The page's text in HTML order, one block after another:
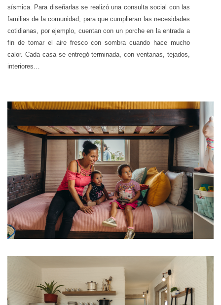
sísmica. Para diseñarlas se realizó una consulta social con las
familias de la comunidad, para que cumplieran las necesidades
cotidianas, por ejemplo, cuentan con un porche en la entrada a
fin de tomar el aire fresco con sombra cuando hace mucho
calor. Cada casa se entregó terminada, con ventanas, tejados,
interiores…